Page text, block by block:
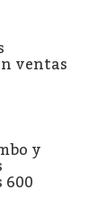
ventas
y
600